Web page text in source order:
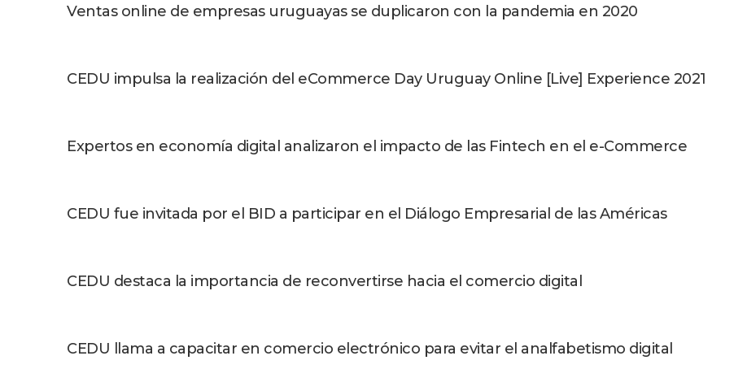
Ventas online de empresas uruguayas se duplicaron con la pandemia en 2020
CEDU impulsa la realización del eCommerce Day Uruguay Online [Live] Experience 2021
Expertos en economía digital analizaron el impacto de las Fintech en el e-Commerce
CEDU fue invitada por el BID a participar en el Diálogo Empresarial de las Américas
CEDU destaca la importancia de reconvertirse hacia el comercio digital
CEDU llama a capacitar en comercio electrónico para evitar el analfabetismo digital